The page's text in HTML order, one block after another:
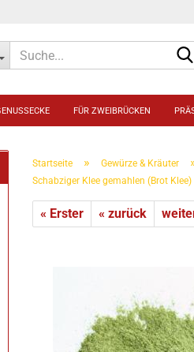
FÜR ZWEIBRÜCKEN
Startseite » Gewürze & Kräuter
Schabziger Klee gemahlen (Brot Klee)
« Erster « zurück